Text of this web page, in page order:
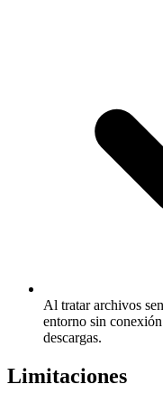
Al tratar archivos
entorno sin
descargas.
Limitaciones